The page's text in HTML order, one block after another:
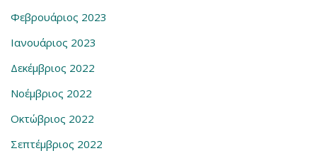
Φεβρουάριος 2023
Ιανουάριος 2023
Δεκέμβριος 2022
Νοέμβριος 2022
Οκτώβριος 2022
Σεπτέμβριος 2022